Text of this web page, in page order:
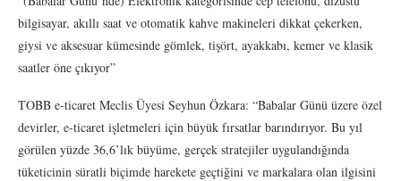
bilgisayar, akıllı saat ve otomatik kahve makineleri dikkat çekerken,
giysi ve aksesuar kümesinde gömlek, tişört, ayakkabı, kemer ve klasik
saatler öne çıkıyor”
TOBB e-ticaret Meclis Üyesi Seyhun Özkara: “Babalar Günü üzere özel
devirler, e-ticaret işletmeleri için büyük fırsatlar barındırıyor. Bu yıl
görülen yüzde 36,6’lık büyüme, gerçek stratejiler uygulandığında
tüketicinin süratli biçimde harekete geçtiğini ve markalara olan ilgisini